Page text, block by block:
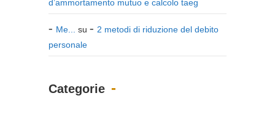
d’ammortamento mutuo e calcolo taeg
Me... su
2 metodi di riduzione del debito
personale
Categorie